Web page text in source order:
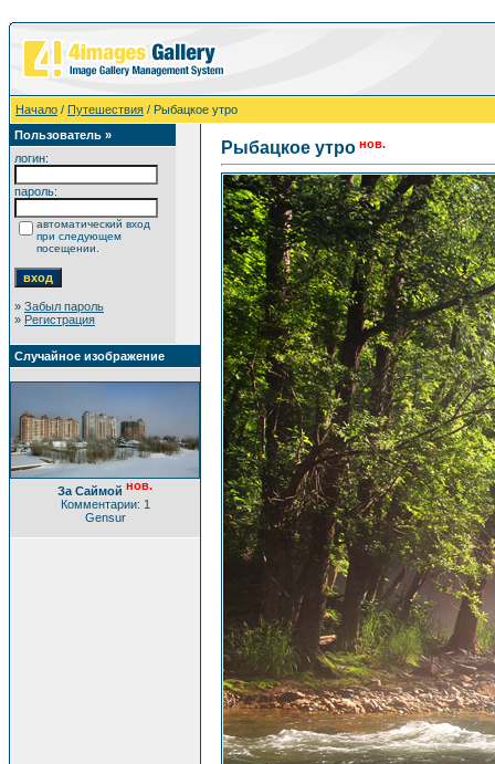
Начало / Путешествия / Рыбацкое утро
Пользователь »
логин:
пароль:
автоматический вход
при следующем
посещении.
» Забыл пароль
» Регистрация
Случайное изображение
За Саймой нов.
Комментарии: 1
Gensur
Рыбацкое утро нов.